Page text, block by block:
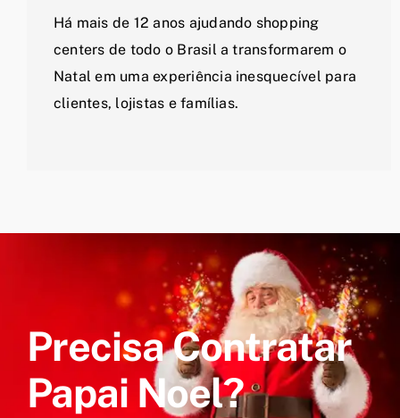
Há mais de 12 anos ajudando shopping
centers de todo o Brasil a transformarem o
Natal em uma experiência inesquecível para
clientes, lojistas e famílias.
Precisa Contratar
Papai Noel?